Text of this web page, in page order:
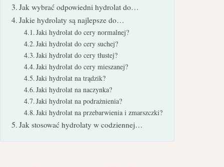
Jak wybrać odpowiedni hydrolat do…
Jakie hydrolaty są najlepsze do…
Jaki hydrolat do cery normalnej?
Jaki hydrolat do cery suchej?
Jaki hydrolat do cery tłustej?
Jaki hydrolat do cery mieszanej?
Jaki hydrolat na trądzik?
Jaki hydrolat na naczynka?
Jaki hydrolat na podrażnienia?
Jaki hydrolat na przebarwienia i zmarszczki?
Jak stosować hydrolaty w codziennej…